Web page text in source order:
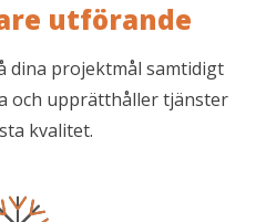
utförande
dina projektmål samtidigt
och upprätthåller tjänster
kvalitet.